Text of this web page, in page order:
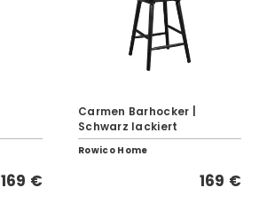
169 €
Carmen Barhocker |
Schwarz lackiert
Rowico Home
169 €